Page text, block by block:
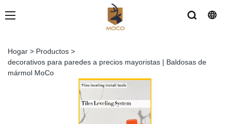
Hogar > Productos >
decorativos para paredes a precios mayoristas | Baldosas de
mármol MoCo